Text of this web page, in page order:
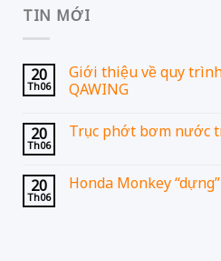
TIN MỚI
20
Th06
Giới thiệu về quy
QAWING
20
Th06
Trục phớt bơm nước
20
Th06
Honda Monkey